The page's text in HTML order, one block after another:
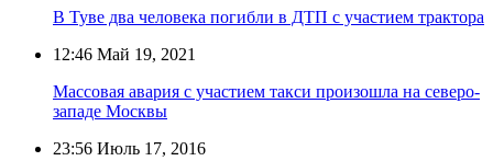
В Туве два человека погибли в ДТП с участием трактора
12:46 Май 19, 2021
Массовая авария с участием такси произошла на северо-
западе Москвы
23:56 Июль 17, 2016